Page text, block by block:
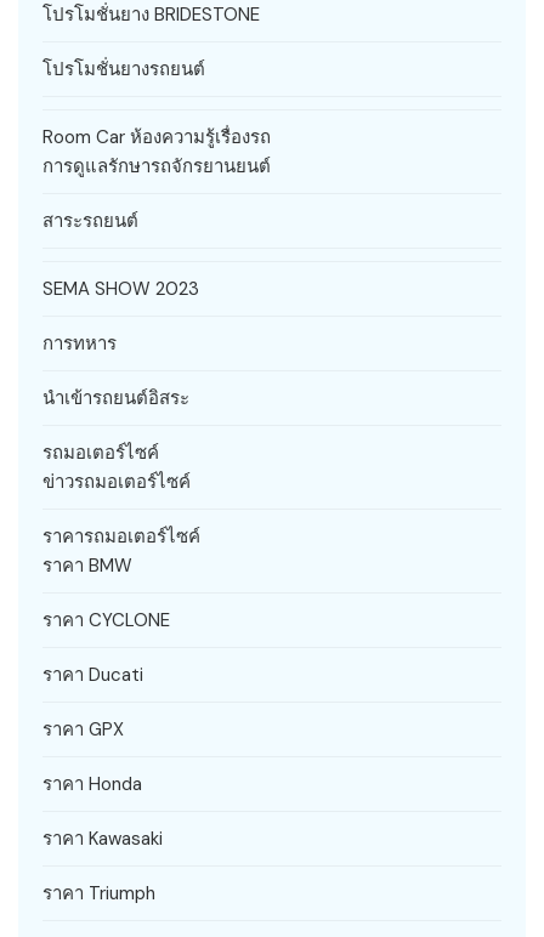
โปรโมชั่นยาง BRIDESTONE
โปรโมชั่นยางรถยนต์
Room Car ห้องความรู้เรื่องรถ
การดูแลรักษารถจักรยานยนต์
สาระรถยนต์
SEMA SHOW 2023
การทหาร
นำเข้ารถยนต์อิสระ
รถมอเตอร์ไซค์
ข่าวรถมอเตอร์ไซค์
ราคารถมอเตอร์ไซค์
ราคา BMW
ราคา CYCLONE
ราคา Ducati
ราคา GPX
ราคา Honda
ราคา Kawasaki
ราคา Triumph